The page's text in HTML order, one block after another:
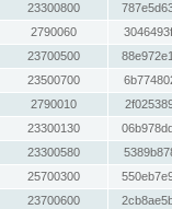
23300800
2790060
23700500
23500700
2790010
23300130
23300580
25700300
23700600